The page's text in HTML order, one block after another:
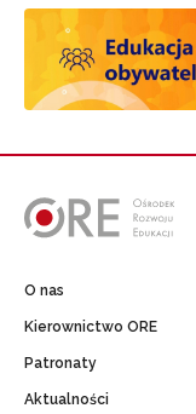
O nas
Kierownictwo ORE
Patronaty
Aktualności